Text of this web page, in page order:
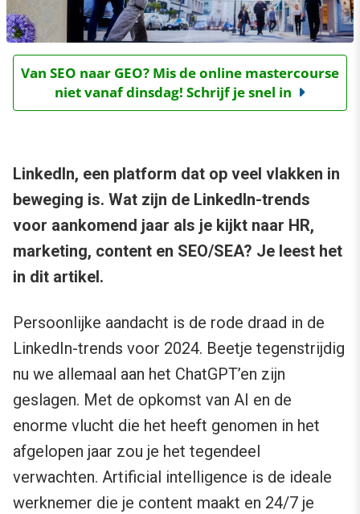
Van SEO naar GEO? Mis de online mastercourse
niet vanaf dinsdag! Schrijf je snel in
LinkedIn, een platform dat op veel vlakken in
beweging is. Wat zijn de LinkedIn-trends
voor aankomend jaar als je kijkt naar HR,
marketing, content en SEO/SEA? Je leest het
in dit artikel.
Persoonlijke aandacht is de rode draad in de
LinkedIn-trends voor 2024. Beetje tegenstrijdig
nu we allemaal aan het ChatGPT’en zijn
geslagen. Met de opkomst van AI en de
enorme vlucht die het heeft genomen in het
afgelopen jaar zou je het tegendeel
verwachten. Artificial intelligence is de ideale
werknemer die je content maakt en 24/7 je